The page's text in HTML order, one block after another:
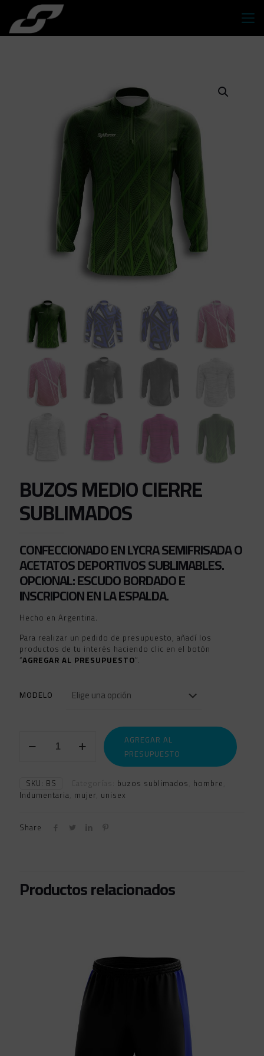
BUZOS MEDIO CIERRE
SUBLIMADOS
CONFECCIONADO EN LYCRA SEMIFRISADA O
ACETATOS DEPORTIVOS SUBLIMABLES.
OPCIONAL: ESCUDO BORDADO E
INSCRIPCION EN LA ESPALDA.
Hecho en Argentina.
Para realizar un pedido de presupuesto, añadí los
productos de tu interés haciendo clic en el botón
“AGREGAR AL PRESUPUESTO”.
MODELO
MEDIO
cantidad
AGREGAR AL
PRESUPUESTO
SKU: BS Categorías: buzos sublimados hombre
Indumentaria mujer unisex
Share
Productos relacionados